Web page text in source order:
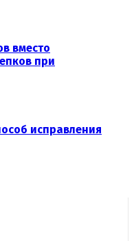
вместо
при
исправления